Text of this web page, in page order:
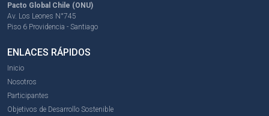
Pacto Global Chile (ONU)
Av. Los Leones N°745
Piso 6 Providencia - Santiago
ENLACES RÁPIDOS
Inicio
Nosotros
Participantes
Objetivos de Desarrollo Sostenible